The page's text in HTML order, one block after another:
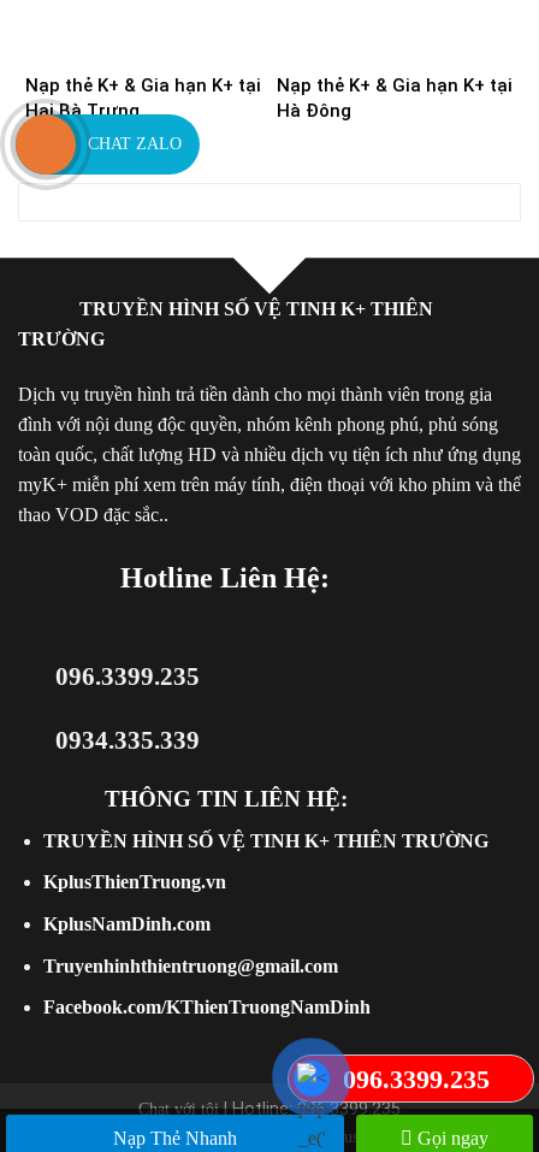
096.3399.235
Nạp thẻ K+ & Gia hạn K+ tại
Hai Bà Trưng
Nạp thẻ K+ & Gia hạn K+ tại
Hà Đông
TRUYỀN HÌNH SỐ VỆ TINH K+ THIÊN
TRƯỜNG
Dịch vụ truyền hình trả tiền dành cho mọi thành viên trong gia
đình với nội dung độc quyền, nhóm kênh phong phú, phủ sóng
toàn quốc, chất lượng HD và nhiều dịch vụ tiện ích như ứng dụng
myK+ miễn phí xem trên máy tính, điện thoại với kho phim và thể
thao VOD đặc sắc..
Hotline Liên Hệ:
096.3399.235
0934.335.339
THÔNG TIN LIÊN HỆ:
TRUYỀN HÌNH SỐ VỆ TINH K+ THIÊN TRƯỜNG
KplusThienTruong.vn
KplusNamDinh.com
Truyenhinhthientruong@gmail.com
Facebook.com/KThienTruongNamDinh
Chat với tôi| Hotline: 096.3399.235
Bản quyền 2026 ©Kplusthientruong.vn|Truyền
CHAT ZALO
Nạp Thẻ Nhanh Gọi ngay